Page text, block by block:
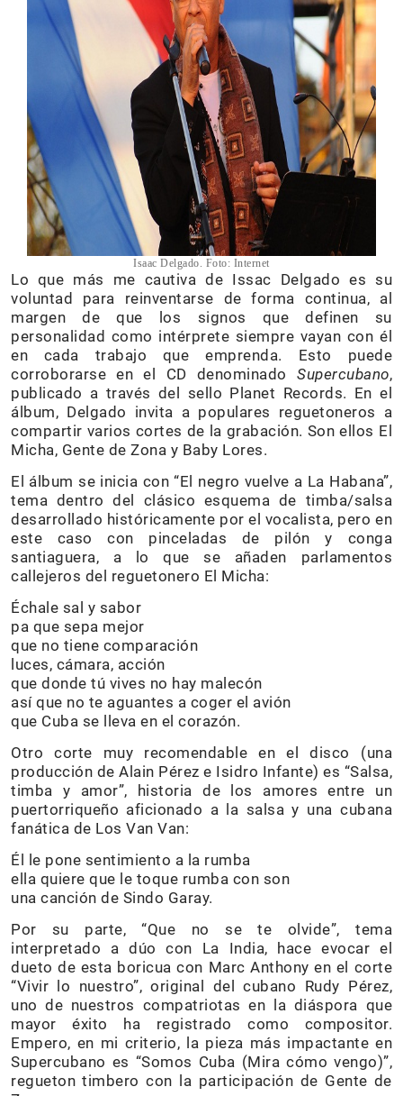
Isaac Delgado. Foto: Internet
Lo que más me cautiva de Issac Delgado es su
voluntad para reinventarse de forma continua, al
margen de que los signos que definen su
personalidad como intérprete siempre vayan con él
en cada trabajo que emprenda. Esto puede
corroborarse en el CD denominado Supercubano,
publicado a través del sello Planet Records. En el
álbum, Delgado invita a populares reguetoneros a
compartir varios cortes de la grabación. Son ellos El
Micha, Gente de Zona y Baby Lores.
El álbum se inicia con “El negro vuelve a La Habana”,
tema dentro del clásico esquema de timba/salsa
desarrollado históricamente por el vocalista, pero en
este caso con pinceladas de pilón y conga
santiaguera, a lo que se añaden parlamentos
callejeros del reguetonero El Micha:
Échale sal y sabor
pa que sepa mejor
que no tiene comparación
luces, cámara, acción
que donde tú vives no hay malecón
así que no te aguantes a coger el avión
que Cuba se lleva en el corazón.
Otro corte muy recomendable en el disco (una
producción de Alain Pérez e Isidro Infante) es “Salsa,
timba y amor”, historia de los amores entre un
puertorriqueño aficionado a la salsa y una cubana
fanática de Los Van Van:
Él le pone sentimiento a la rumba
ella quiere que le toque rumba con son
una canción de Sindo Garay.
Por su parte, “Que no se te olvide”, tema
interpretado a dúo con La India, hace evocar el
dueto de esta boricua con Marc Anthony en el corte
“Vivir lo nuestro”, original del cubano Rudy Pérez,
uno de nuestros compatriotas en la diáspora que
mayor éxito ha registrado como compositor.
Empero, en mi criterio, la pieza más impactante en
Supercubano es “Somos Cuba (Mira cómo vengo)”,
regueton timbero con la participación de Gente de